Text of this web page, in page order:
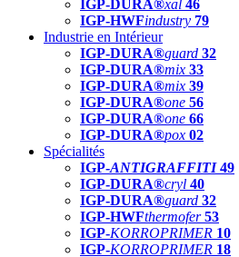
IGP-DURA®xal 46
IGP-HWFindustry 79
Industrie en Intérieur
IGP-DURA®guard 32
IGP-DURA®mix 33
IGP-DURA®mix 39
IGP-DURA®one 56
IGP-DURA®one 66
IGP-DURA®pox 02
Spécialités
IGP-ANTIGRAFFITI49
IGP-DURA®cryl 40
IGP-DURA®guard 32
IGP-HWFthermofer 53
IGP-KORROPRIMER 10
IGP-KORROPRIMER 18